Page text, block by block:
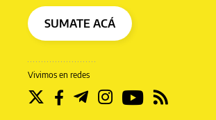
Vivimos en redes
SUMATE ACÁ